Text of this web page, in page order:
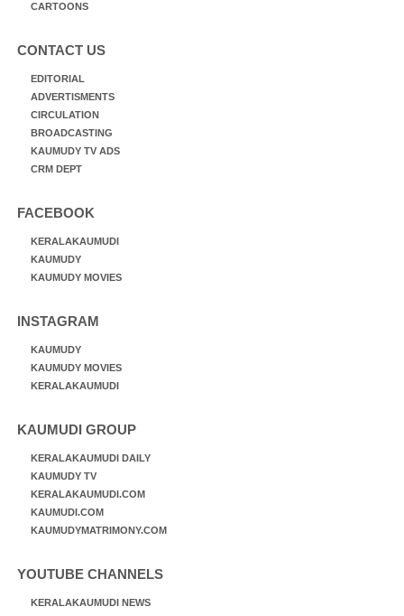
CARTOONS
CONTACT US
EDITORIAL
ADVERTISMENTS
CIRCULATION
BROADCASTING
KAUMUDY TV ADS
CRM DEPT
FACEBOOK
KERALAKAUMUDI
KAUMUDY
KAUMUDY MOVIES
INSTAGRAM
KAUMUDY
KAUMUDY MOVIES
KERALAKAUMUDI
KAUMUDI GROUP
KERALAKAUMUDI DAILY
KAUMUDY TV
KERALAKAUMUDI.COM
KAUMUDI.COM
KAUMUDYMATRIMONY.COM
YOUTUBE CHANNELS
KERALAKAUMUDI NEWS